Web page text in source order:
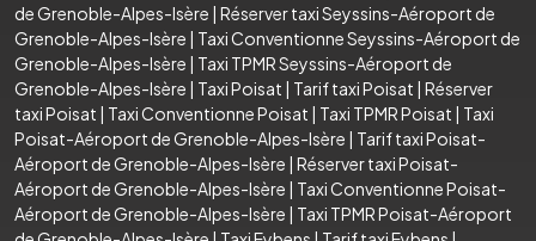
de Grenoble-Alpes-Isère | Réserver taxi Seyssins-Aéroport de
Grenoble-Alpes-Isère | Taxi Conventionne Seyssins-Aéroport de
Grenoble-Alpes-Isère | Taxi TPMR Seyssins-Aéroport de
Grenoble-Alpes-Isère | Taxi Poisat | Tarif taxi Poisat | Réserver
taxi Poisat | Taxi Conventionne Poisat | Taxi TPMR Poisat | Taxi
Poisat-Aéroport de Grenoble-Alpes-Isère | Tarif taxi Poisat-
Aéroport de Grenoble-Alpes-Isère | Réserver taxi Poisat-
Aéroport de Grenoble-Alpes-Isère | Taxi Conventionne Poisat-
Aéroport de Grenoble-Alpes-Isère | Taxi TPMR Poisat-Aéroport